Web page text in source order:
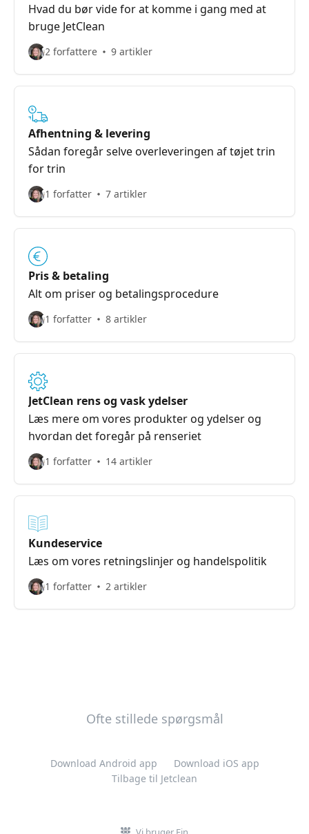
Hvad du bør vide for at komme i gang med at
bruge JetClean
2 forfattere 9 artikler
Afhentning & levering
Sådan foregår selve overleveringen af tøjet trin
for trin
1 forfatter 7 artikler
Pris & betaling
Alt om priser og betalingsprocedure
1 forfatter 8 artikler
JetClean rens og vask ydelser
Læs mere om vores produkter og ydelser og
hvordan det foregår på renseriet
1 forfatter 14 artikler
Kundeservice
Læs om vores retningslinjer og handelspolitik
1 forfatter 2 artikler
Ofte stillede spørgsmål
Download Android app
Download iOS app
Tilbage til Jetclean